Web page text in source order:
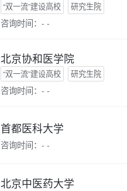
“双一流”建设高校 研究生院
咨询时间：- -
北京协和医学院
“双一流”建设高校 研究生院
咨询时间：- -
首都医科大学
咨询时间：- -
北京中医药大学